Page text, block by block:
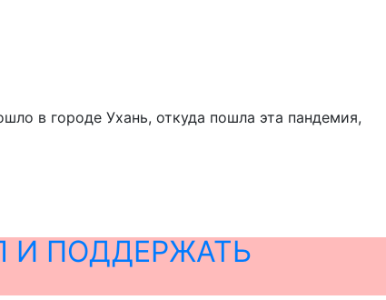
в городе Ухань, откуда пошла эта пандемия,
И ПОДДЕРЖАТЬ